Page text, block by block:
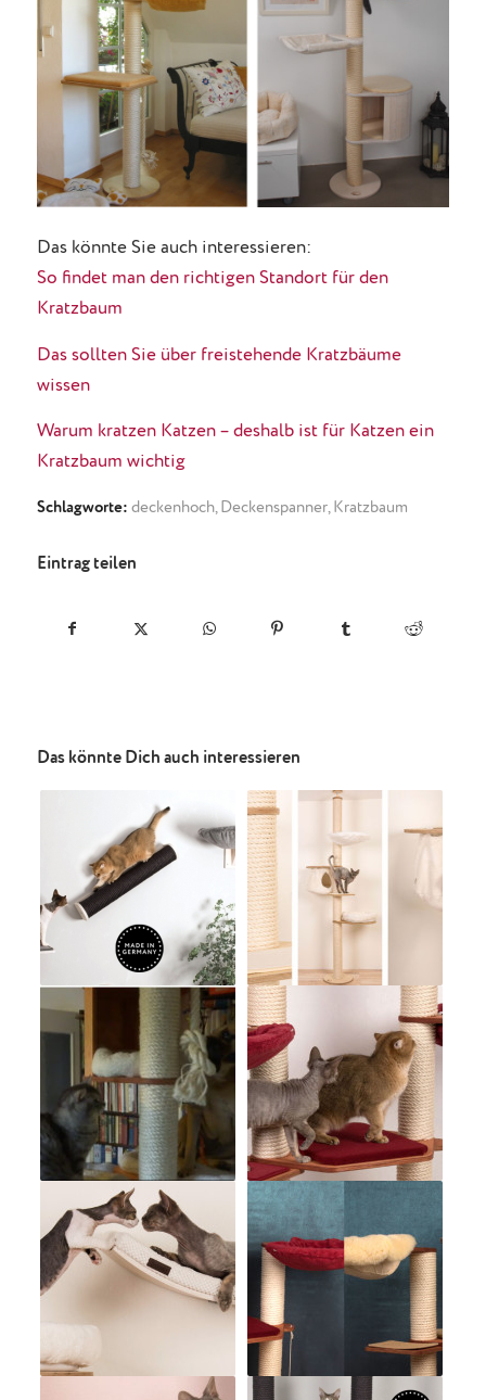
Das könnte Sie auch interessieren:
So findet man den richtigen Standort für den
Kratzbaum
Das sollten Sie über freistehende Kratzbäume
wissen
Warum kratzen Katzen – deshalb ist für Katzen ein
Kratzbaum wichtig
Schlagworte: deckenhoch, Deckenspanner, Kratzbaum
Eintrag teilen
Das könnte Dich auch interessieren